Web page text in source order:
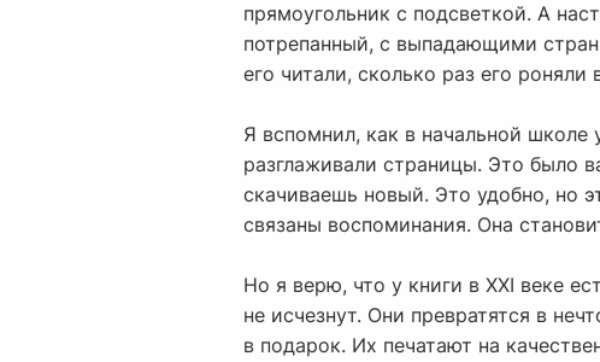
прямоугольник с подсветкой. А
потрепанный, с выпадающими
его читали, сколько раз его роняли
Я вспомнил, как в начальной
разглаживали страницы. Это было
скачиваешь новый. Это удобно, но
связаны воспоминания. Она
Но я верю, что у книги в XXI веке
не исчезнут. Они превратятся в
в подарок. Их печатают на